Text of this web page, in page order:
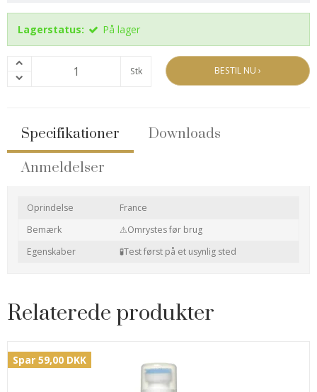
Lagerstatus: På lager
Stk BESTIL NU ›
Specifikationer
Downloads
Anmeldelser
Oprindelse
France
Bemærk
⚠Omrystes før brug
Egenskaber
🧪Test først på et usynlig sted
Relaterede produkter
Spar 59,00 DKK